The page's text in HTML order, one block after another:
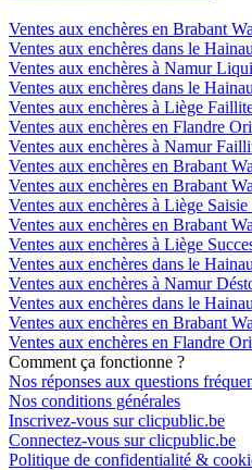
Ventes aux enchères en Brabant
Ventes aux enchères dans le
Ventes aux enchères à Namur
Ventes aux enchères dans le
Ventes aux enchères à Liège
Ventes aux enchères en Flandre
Ventes aux enchères à Namur
Ventes aux enchères en Brabant
Ventes aux enchères en Brabant
Ventes aux enchères à Liège
Ventes aux enchères en Brabant
Ventes aux enchères à Liège
Ventes aux enchères dans le
Ventes aux enchères à Namur
Ventes aux enchères dans le
Ventes aux enchères en Brabant
Ventes aux enchères en Flandre
Comment ça fonctionne ?
Nos réponses aux questions
Nos conditions générales
Inscrivez-vous sur clicpublic.be
Connectez-vous sur clicpublic.be
Politique de confidentialité &